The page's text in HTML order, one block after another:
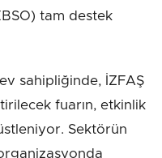
tam destek
sahipliğinde, İZFAŞ
fuarın, etkinlik
Sektörün